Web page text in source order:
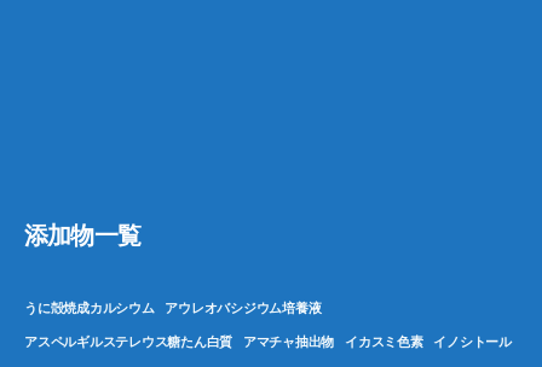
添加物一覧
うに殻焼成カルシウム アウレオバシジウム培養液
アスペルギルステレウス糖たん白質 アマチャ抽出物 イカスミ色素 イノシトール